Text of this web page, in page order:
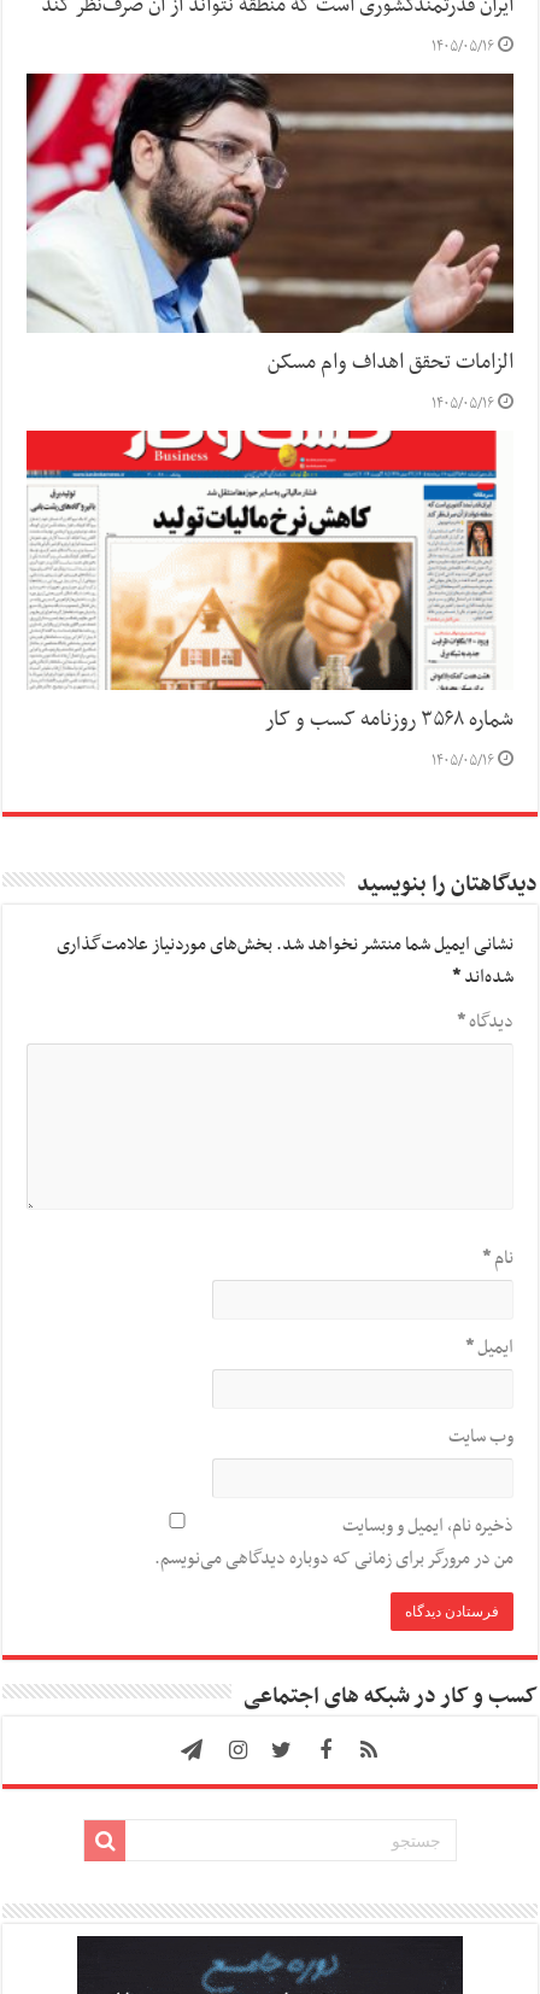
۱۴۰۵/۰۵/۱۶
الزامات تحقق اهداف وام مسکن
۱۴۰۵/۰۵/۱۶
شماره ۳۵۶۸ روزنامه کسب و کار
۱۴۰۵/۰۵/۱۶
دیدگاهتان را بنویسید
نشانی ایمیل شما منتشر نخواهد شد.بخش‌های موردنیاز علامت‌گذاری
شده‌اند*
دیدگاه*
نام*
ایمیل*
وب‌ سایت
ذخیره نام، ایمیل و وبسایت
من در مرورگر برای زمانی که دوباره دیدگاهی می‌نویسم.
کسب و کار در شبکه های اجتماعی